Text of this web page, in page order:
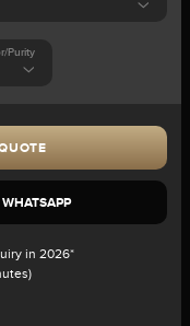
Purity
in 2026*